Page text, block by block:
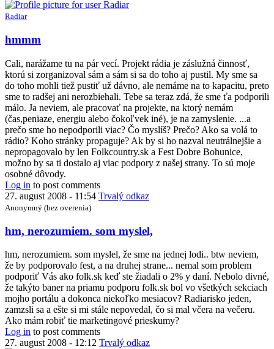
Radiar
In
reply
to
vieš
Rádio,
čo
ti
na
to
by
Anonymný
(bez
overenia)
hmmm
Cali, narážame tu na pár vecí. Projekt rádia je záslužná činnosť,
ktorú si zorganizoval sám a sám si sa do toho aj pustil. My sme sa
do toho mohli tiež pustiť už dávno, ale nemáme na to kapacitu, preto
sme to radšej ani nerozbiehali. Tebe sa teraz zdá, že sme ťa podporili
málo. Ja neviem, ale pracovať na projekte, na ktorý nemám
(čas,peniaze, energiu alebo čokoľvek iné), je na zamyslenie. ...a
prečo sme ho nepodporili viac? Čo myslíš? Prečo? Ako sa volá to
rádio? Koho stránky propaguje? Ak by si ho nazval neutrálnejšie a
nepropagovalo by len Folkcountry.sk a Fest Dobre Bohunice,
možno by sa ti dostalo aj viac podpory z našej strany. To sú moje
osobné dôvody.
Log in to post comments
27. august 2008 - 11:54 Trvalý odkaz
Anonymný (bez overenia)
In
reply
to
hmmm
by
Radiar
hm, nerozumiem. som myslel,
hm, nerozumiem. som myslel, že sme na jednej lodi.. btw neviem,
že by podporovalo fest, a na druhej strane... nemal som problem
podporiť Vás ako folk.sk keď ste žiadali o 2% y daní. Nebolo divné,
že takýto baner na priamu podporu folk.sk bol vo všetkých sekciach
mojho portálu a dokonca niekoľko mesiacov? Radiarisko jeden,
zamzsli sa a ešte si mi stále nepovedal, čo si mal včera na večeru.
Ako mám robiť tie marketingové prieskumy?
Log in to post comments
27. august 2008 - 12:12 Trvalý odkaz